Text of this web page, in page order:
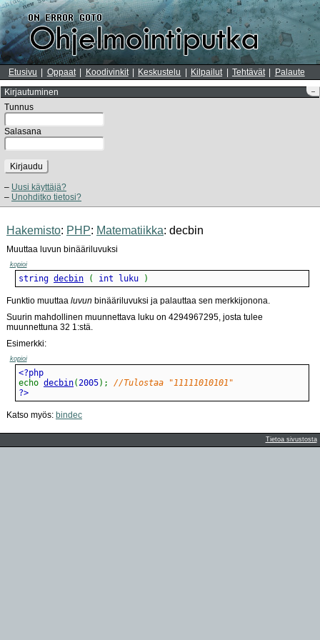
Etusivu Oppaat Koodivinkit Keskustelu Kilpailut Tehtävät Palaute
–
Kirjautuminen
Tunnus
Salasana
Kirjaudu
Uusi käyttäjä?
Unohditko tietosi?
Hakemisto: PHP: Matematiikka: decbin
Muuttaa luvun binääriluvuksi
kopioi
string decbin ( int luku )
Funktio muuttaa luvun binääriluvuksi ja palauttaa sen merkkijonona.
Suurin mahdollinen muunnettava luku on 4294967295, josta tulee
muunnettuna 32 1:stä.
Esimerkki:
kopioi
echo decbin(2005) ;
//Tulostaa "11111010101"
?>
Katso myös: bindec
Tietoa sivustosta